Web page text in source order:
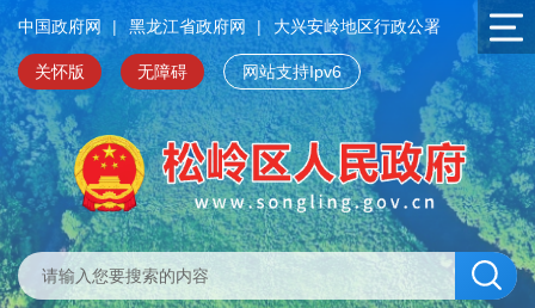
中国政府网 | 黑龙江省政府网 | 大兴安岭地区行政公署
关怀版 无障碍 网站支持Ipv6